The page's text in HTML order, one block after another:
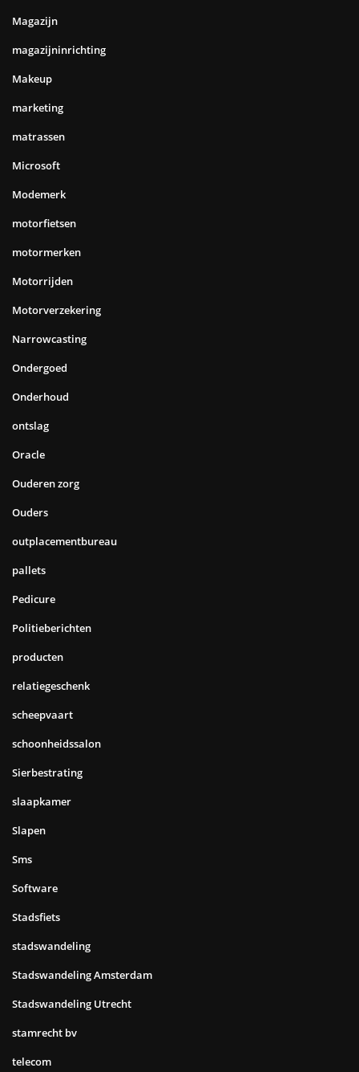
Magazijn
magazijninrichting
Makeup
marketing
matrassen
Microsoft
Modemerk
motorfietsen
motormerken
Motorrijden
Motorverzekering
Narrowcasting
Ondergoed
Onderhoud
ontslag
Oracle
Ouderen zorg
Ouders
outplacementbureau
pallets
Pedicure
Politieberichten
producten
relatiegeschenk
scheepvaart
schoonheidssalon
Sierbestrating
slaapkamer
Slapen
Sms
Software
Stadsfiets
stadswandeling
Stadswandeling Amsterdam
Stadswandeling Utrecht
stamrecht bv
telecom